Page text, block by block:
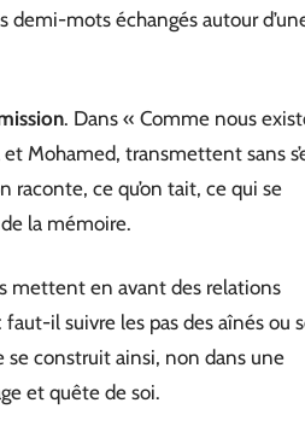
demi-mots échangés autour
. Dans « Comme nous
Mohamed, transmettent sans
raconte, ce qu’on tait, ce qui se
la mémoire.
mettent en avant des relations
il suivre les pas des aînés ou
se construit ainsi, non dans une
et quête de soi.